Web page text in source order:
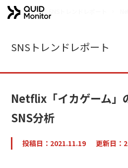
導入事例
分析手法
ホーム
SNSトレンドレポート
Netflix「イカゲーム」
SNS分析
投稿日：2021.11.19 更新日：